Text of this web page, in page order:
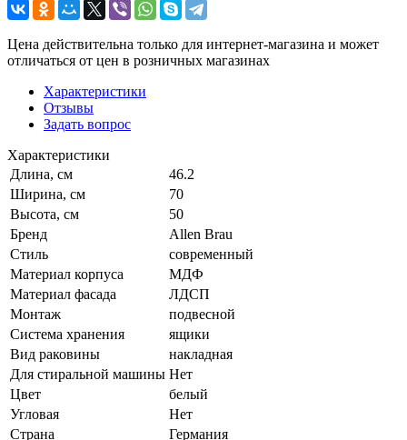
Цена действительна только для интернет-магазина и может
отличаться от цен в розничных магазинах
Характеристики
Отзывы
Задать вопрос
Характеристики
Длина, см
46.2
Ширина, см
70
Высота, см
50
Бренд
Allen Brau
Стиль
современный
Материал корпуса
МДФ
Материал фасада
ЛДСП
Монтаж
подвесной
Система хранения
ящики
Вид раковины
накладная
Для стиральной машины Нет
Цвет
белый
Угловая
Нет
Страна
Германия